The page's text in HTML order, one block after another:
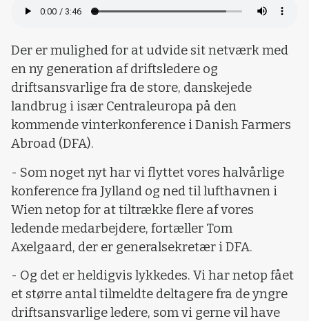
Der er mulighed for at udvide sit netværk med
en ny generation af driftsledere og
driftsansvarlige fra de store, danskejede
landbrug i især Centraleuropa på den
kommende vinterkonference i Danish Farmers
Abroad (DFA).
- Som noget nyt har vi flyttet vores halvårlige
konference fra Jylland og ned til lufthavnen i
Wien netop for at tiltrække flere af vores
ledende medarbejdere, fortæller Tom
Axelgaard, der er generalsekretær i DFA.
- Og det er heldigvis lykkedes. Vi har netop fået
et større antal tilmeldte deltagere fra de yngre
driftsansvarlige ledere, som vi gerne vil have